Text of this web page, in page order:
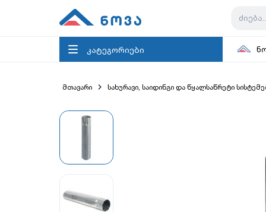
კატეგორიები
მთავარი სახურავი, საიდინგი და წყალსაწრეტი